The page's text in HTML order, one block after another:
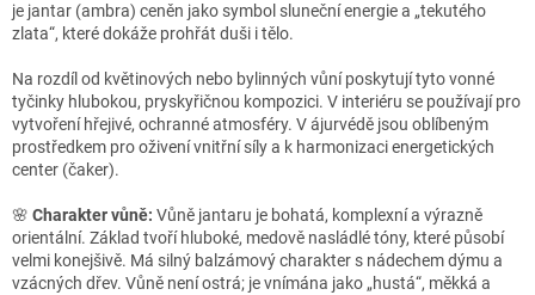
je jantar (ambra) ceněn jako symbol sluneční energie a „tekutého
zlata“, které dokáže prohřát duši i tělo.
Na rozdíl od květinových nebo bylinných vůní poskytují tyto vonné
tyčinky hlubokou, pryskyřičnou kompozici. V interiéru se používají pro
vytvoření hřejivé, ochranné atmosféry. V ájurvédě jsou oblíbeným
prostředkem pro oživení vnitřní síly a k harmonizaci energetických
center (čaker).
🌸 Charakter vůně: Vůně jantaru je bohatá, komplexní a výrazně
orientální. Základ tvoří hluboké, medově nasládlé tóny, které působí
velmi konejšivě. Má silný balzámový charakter s nádechem dýmu a
vzácných dřev. Vůně není ostrá; je vnímána jako „hustá“, měkká a